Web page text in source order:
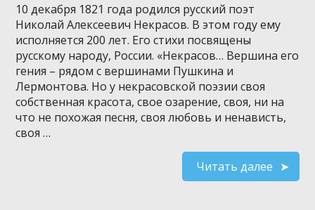
10 декабря 1821 года родился русский поэт
Николай Алексеевич Некрасов. В этом году ему
исполняется 200 лет. Его стихи посвящены
русскому народу, России. «Некрасов… Вершина его
гения – рядом с вершинами Пушкина и
Лермонтова. Но у некрасовской поэзии своя
собственная красота, свое озарение, своя, ни на
что не похожая песня, своя любовь и ненависть,
своя …
Читать далее